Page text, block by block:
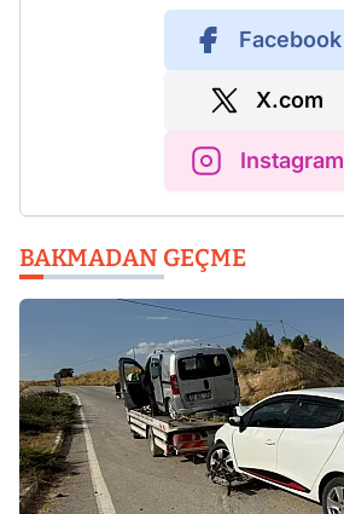
Facebook
X.com
Instagram
BAKMADAN GEÇME